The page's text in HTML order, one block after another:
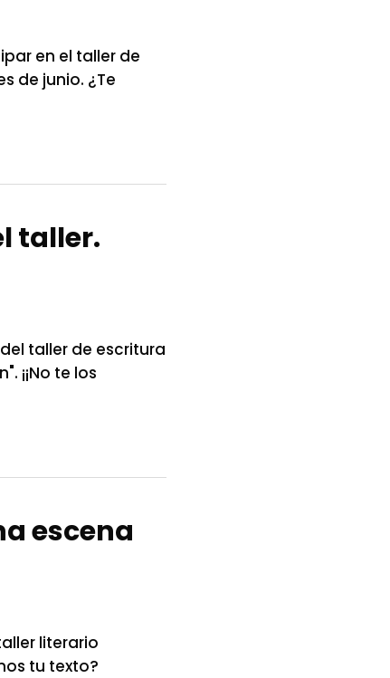
en el taller de
de junio. ¿Te
taller.
taller de escritura
¡¡No te los
escena
literario
tu texto?